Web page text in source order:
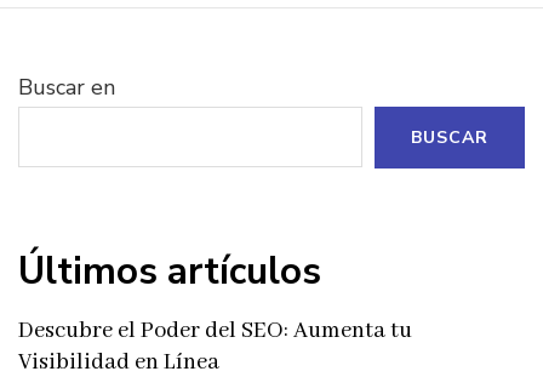
Buscar en
BUSCAR
Últimos artículos
Descubre el Poder del SEO: Aumenta tu
Visibilidad en Línea